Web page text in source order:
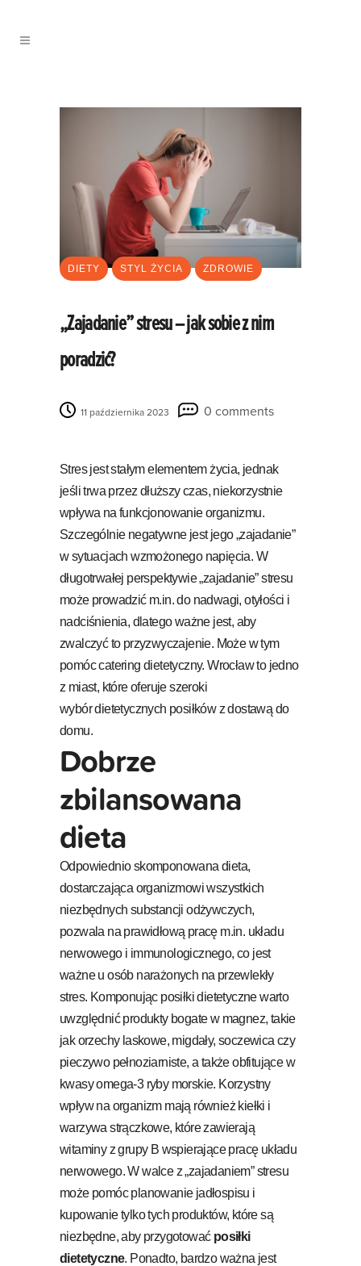
DIETY STYL ŻYCIA ZDROWIE
„Zajadanie” stresu – jak sobie z nim
poradzić?
11 października 2023 0 comments
Stres jest stałym elementem życia, jednak
jeśli trwa przez dłuższy czas, niekorzystnie
wpływa na funkcjonowanie organizmu.
Szczególnie negatywne jest jego „zajadanie”
w sytuacjach wzmożonego napięcia. W
długotrwałej perspektywie „zajadanie” stresu
może prowadzić m.in. do nadwagi, otyłości i
nadciśnienia, dlatego ważne jest, aby
zwalczyć to przyzwyczajenie. Może w tym
pomóc catering dietetyczny. Wrocław to jedno
z miast, które oferuje szeroki
wybór dietetycznych posiłków z dostawą do
domu.
Dobrze
zbilansowana
dieta
Odpowiednio skomponowana dieta,
dostarczająca organizmowi wszystkich
niezbędnych substancji odżywczych,
pozwala na prawidłową pracę m.in. układu
nerwowego i immunologicznego, co jest
ważne u osób narażonych na przewlekły
stres. Komponując posiłki dietetyczne warto
uwzględnić produkty bogate w magnez, takie
jak orzechy laskowe, migdały, soczewica czy
pieczywo pełnoziarniste, a także obfitujące w
kwasy omega-3 ryby morskie. Korzystny
wpływ na organizm mają również kiełki i
warzywa strączkowe, które zawierają
witaminy z grupy B wspierające pracę układu
nerwowego. W walce z „zajadaniem” stresu
może pomóc planowanie jadłospisu i
kupowanie tylko tych produktów, które są
niezbędne, aby przygotować posiłki
dietetyczne. Ponadto, bardzo ważna jest